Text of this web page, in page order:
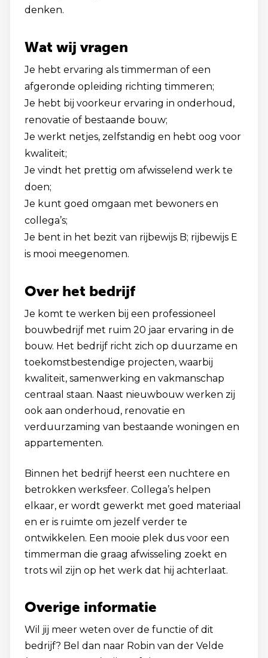
denken.
Wat wij vragen
Je hebt ervaring als timmerman of een
afgeronde opleiding richting timmeren;
Je hebt bij voorkeur ervaring in onderhoud,
renovatie of bestaande bouw;
Je werkt netjes, zelfstandig en hebt oog voor
kwaliteit;
Je vindt het prettig om afwisselend werk te
doen;
Je kunt goed omgaan met bewoners en
collega’s;
Je bent in het bezit van rijbewijs B; rijbewijs E
is mooi meegenomen.
Over het bedrijf
Je komt te werken bij een professioneel
bouwbedrijf met ruim 20 jaar ervaring in de
bouw. Het bedrijf richt zich op duurzame en
toekomstbestendige projecten, waarbij
kwaliteit, samenwerking en vakmanschap
centraal staan. Naast nieuwbouw werken zij
ook aan onderhoud, renovatie en
verduurzaming van bestaande woningen en
appartementen.
Binnen het bedrijf heerst een nuchtere en
betrokken werksfeer. Collega’s helpen
elkaar, er wordt gewerkt met goed materiaal
en er is ruimte om jezelf verder te
ontwikkelen. Een mooie plek dus voor een
timmerman die graag afwisseling zoekt en
trots wil zijn op het werk dat hij achterlaat.
Overige informatie
Wil jij meer weten over de functie of dit
bedrijf? Bel dan naar Robin van der Velde